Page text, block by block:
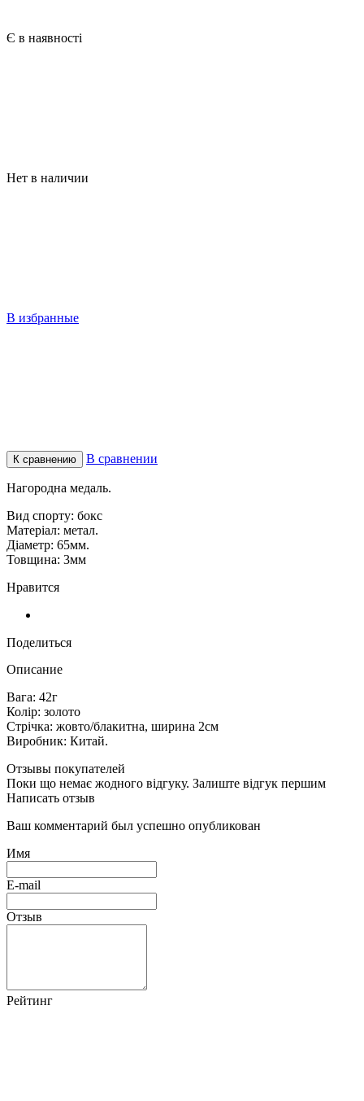
Є в наявності
Нет в наличии
В избранные
К сравнению В сравнении
Нагородна медаль.
Вид спорту: бокс
Матеріал: метал.
Діаметр: 65мм.
Товщина: 3мм
Нравится
Поделиться
Описание
Вага: 42г
Колір: золото
Стрічка: жовто/блакитна, ширина 2см
Виробник: Китай.
Отзывы покупателей
Поки що немає жодного відгуку. Залиште відгук першим
Написать отзыв
Ваш комментарий был успешно опубликован
Имя
E-mail
Отзыв
Рейтинг